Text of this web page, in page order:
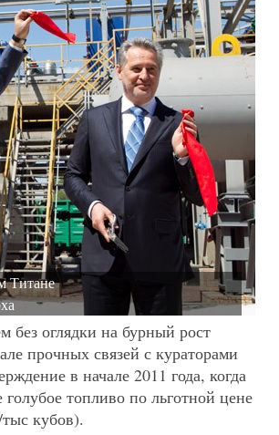
Титане
без оглядки на бурный рост
прочных связей с кураторами
в начале 2011 года, когда
топливо по льготной цене
кубов).